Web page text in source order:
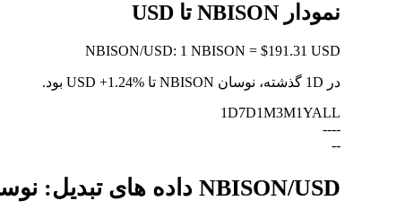
نمودار NBISON تا USD
NBISON/USD: 1 NBISON = $191.31 USD
در 1D گذشته، نوسان NBISON تا USD +1.24%
بود.
1D7D1M3M1YALL
--
--
--
NBISON/USD داده های تبدیل: نوسانات ارزش و تغییرات قیمت از NBISON به USD